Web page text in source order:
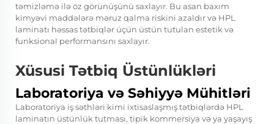
təmizləmə ilə öz görünüşünü saxlayır. Bu asan baxım
kimyəvi maddələrə məruz qalma riskini azaldır və HPL
laminatı həssas tətbiqlər üçün üstün tutulan estetik və
funksional performansını saxlayır.
Xüsusi Tətbiq Üstünlükləri
Laboratoriya və Səhiyyə Mühitləri
Laboratoriya iş səthləri kimi ixtisaslaşmış tətbiqlərdə HPL
laminatın üstünlük tutması, tipik kommersiya və ya yaşayış